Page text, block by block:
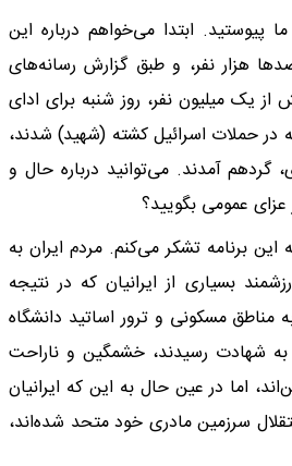
پیوستید. ابتدا می‌خواهم درباره این
هزار نفر، و طبق گزارش رسانه‌های
یک میلیون نفر، روز شنبه برای ادای
کسانی که در حملات اسرائیل کشته (شهید) شدند،
گردهم آمدند. می‌توانید درباره حال و
عزای عمومی بگویید؟
برنامه تشکر می‌کنم. مردم ایران به
بسیاری از ایرانیان که در نتیجه
مناطق مسکونی و ترور اساتید دانشگاه
شهادت رسیدند، خشمگین و ناراحت
اما در عین حال به این که ایرانیان
سرزمین مادری خود متحد شده‌اند،